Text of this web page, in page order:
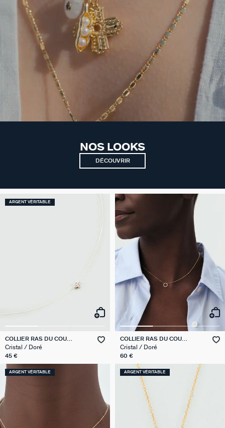
NOS LOOKS
DÉCOUVRIR
ARGENT VÉRITABLE
COLLIER RAS DU COU
BELOVED
Cristal / Doré
45 €
COLLIER RAS DU COU
RONDOU
Cristal / Doré
60 €
ARGENT VÉRITABLE ARGENT VÉRITABLE